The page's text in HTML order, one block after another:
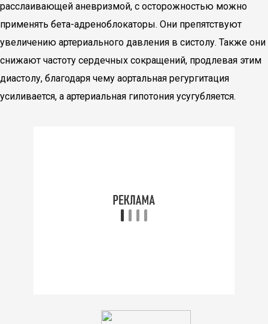
расслаивающей аневризмой, с осторожностью можно
применять бета-адреноблокаторы. Они препятствуют
увеличению артериального давления в систолу. Также они
снижают частоту сердечных сокращений, продлевая этим
диастолу, благодаря чему аортальная регургитация
усиливается, а артериальная гипотония усугубляется.